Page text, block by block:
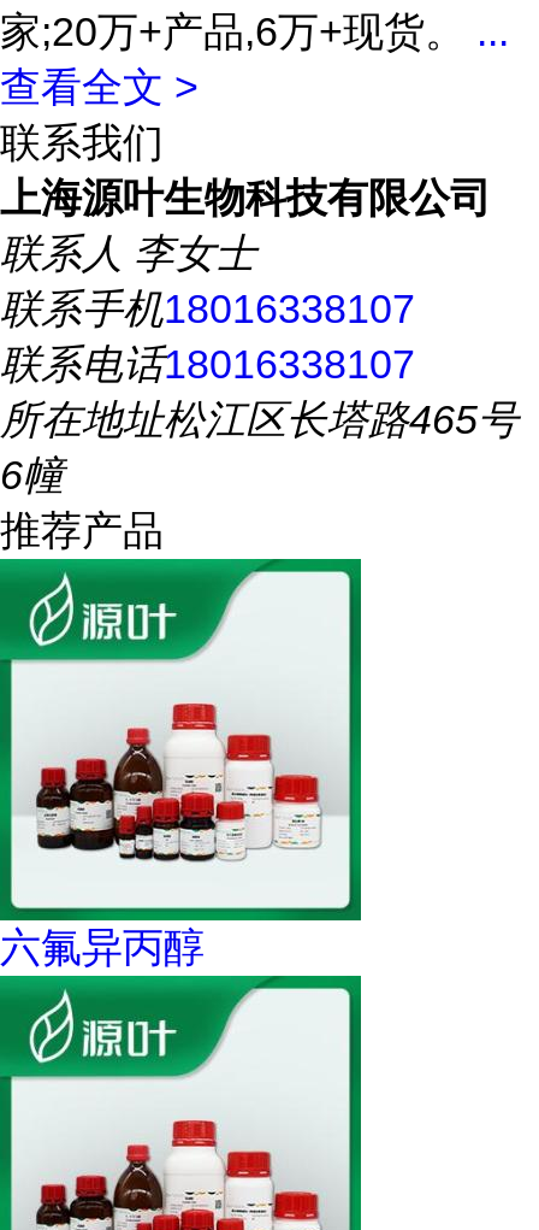
家;20万+产品,6万+现货。 ...
查看全文 >
联系我们
上海源叶生物科技有限公司
联系人 李女士
联系手机18016338107
联系电话18016338107
所在地址松江区长塔路465号
6幢
推荐产品
六氟异丙醇